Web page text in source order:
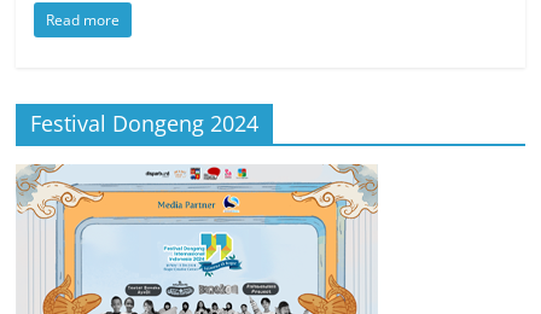
Read more
Festival Dongeng 2024